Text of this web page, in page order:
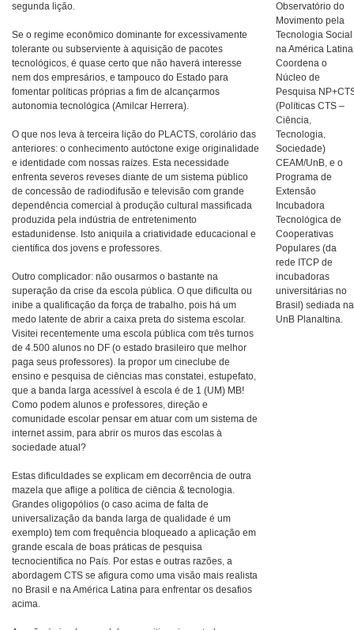
Observatório do
Movimento pela
Tecnologia Social
na América
Coordena o
Núcleo de
Pesquisa
(Políticas CTS –
Ciência,
Tecnologia,
Sociedade)
CEAM/UnB, e o
Programa de
Extensão
Incubadora
Tecnológica de
Cooperativas
Populares (da
rede ITCP de
incubadoras
universitárias no
Brasil) sediada na
UnB Planaltina.
segunda lição.
Se o regime econômico dominante for excessivamente
tolerante ou subserviente à aquisição de pacotes
tecnológicos, é quase certo que não haverá interesse
nem dos empresários, e tampouco do Estado para
fomentar políticas próprias a fim de alcançarmos
autonomia tecnológica (Amilcar Herrera).
O que nos leva à terceira lição do PLACTS, corolário das
anteriores: o conhecimento autóctone exige originalidade
e identidade com nossas raízes. Esta necessidade
enfrenta severos reveses diante de um sistema público
de concessão de radiodifusão e televisão com grande
dependência comercial à produção cultural massificada
produzida pela indústria de entretenimento
estadunidense. Isto aniquila a criatividade educacional e
científica dos jovens e professores.
Outro complicador: não ousarmos o bastante na
superação da crise da escola pública. O que dificulta ou
inibe a qualificação da força de trabalho, pois há um
medo latente de abrir a caixa preta do sistema escolar.
Visitei recentemente uma escola pública com três turnos
de 4.500 alunos no DF (o estado brasileiro que melhor
paga seus professores). Ia propor um cineclube de
ensino e pesquisa de ciências mas constatei, estupefato,
que a banda larga acessível à escola é de 1 (UM) MB!
Como podem alunos e professores, direção e
comunidade escolar pensar em atuar com um sistema de
internet assim, para abrir os muros das escolas à
sociedade atual?
Estas dificuldades se explicam em decorrência de outra
mazela que aflige a política de ciência & tecnologia.
Grandes oligopólios (o caso acima de falta de
universalização da banda larga de qualidade é um
exemplo) tem com frequência bloqueado a aplicação em
grande escala de boas práticas de pesquisa
tecnocientífica no País. Por estas e outras razões, a
abordagem CTS se afigura como uma visão mais realista
no Brasil e na América Latina para enfrentar os desafios
acima.